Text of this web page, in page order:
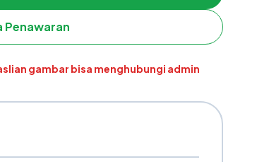
Penawaran
gambar bisa menghubungi admin